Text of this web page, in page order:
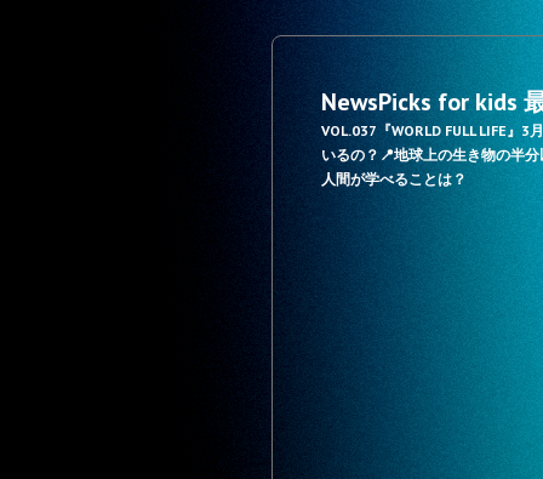
NewsPicks for kids
VOL.037『WORLD FULL LIFE』
いるの？📍地球上の生き物の半
人間が学べることは？